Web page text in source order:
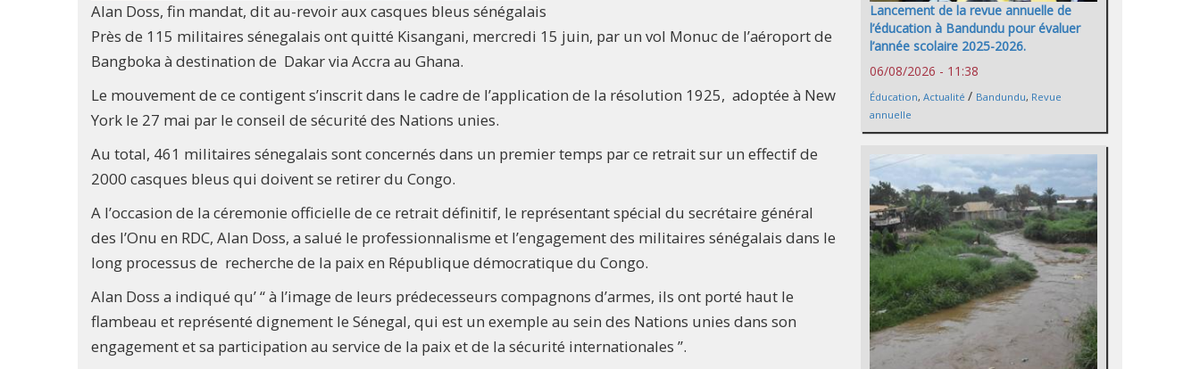
Alan Doss, fin mandat, dit au-revoir aux casques bleus sénégalais
Près de 115 militaires sénegalais ont quitté Kisangani, mercredi 15 juin, par un vol Monuc de l’aéroport de
Bangboka à destination de Dakar via Accra au Ghana.
Le mouvement de ce contigent s’inscrit dans le cadre de l’application de la résolution 1925, adoptée à New
York le 27 mai par le conseil de sécurité des Nations unies.
Au total, 461 militaires sénegalais sont concernés dans un premier temps par ce retrait sur un effectif de
2000 casques bleus qui doivent se retirer du Congo.
A l’occasion de la céremonie officielle de ce retrait définitif, le représentant spécial du secrétaire général
des l’Onu en RDC, Alan Doss, a salué le professionnalisme et l’engagement des militaires sénégalais dans le
long processus de recherche de la paix en République démocratique du Congo.
Alan Doss a indiqué qu’ “ à l’image de leurs prédecesseurs compagnons d’armes, ils ont porté haut le
flambeau et représenté dignement le Sénegal, qui est un exemple au sein des Nations unies dans son
engagement et sa participation au service de la paix et de la sécurité internationales ”.
Lancement de la revue annuelle de
l’éducation à Bandundu pour évaluer
l’année scolaire 2025-2026.
06/08/2026 - 11:38
Éducation, Actualité / Bandundu, Revue
annuelle